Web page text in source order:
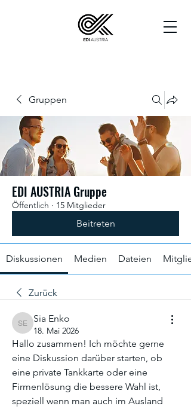
Gruppen
EDI AUSTRIA Gruppe
Öffentlich · 15 Mitglieder
Beitreten
Diskussionen Medien Dateien
Zurück
Sia Enko
Sia Enko
18. Mai 2026
Hallo zusammen! Ich möchte gerne
eine Diskussion darüber starten, ob
eine private Tankkarte oder eine
Firmenlösung die bessere Wahl ist,
speziell wenn man auch im Ausland